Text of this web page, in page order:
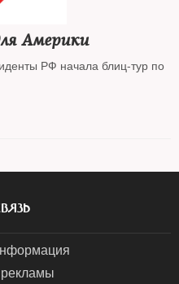
Америки
РФ начала блиц-тур по